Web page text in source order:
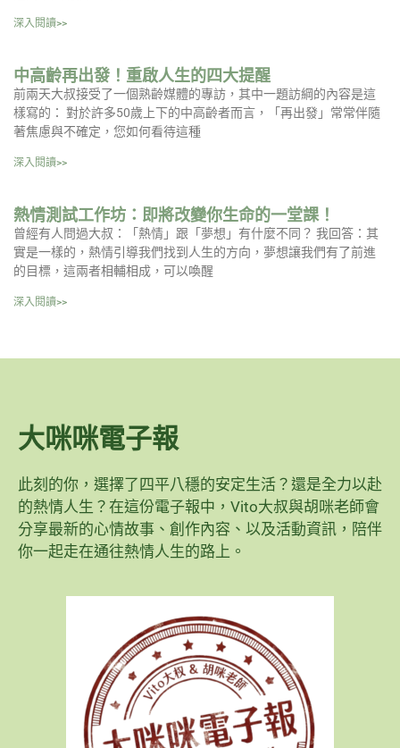
深入閱讀>>
中高齡再出發！重啟人生的四大提醒
前兩天大叔接受了一個熟齡媒體的專訪，其中一題訪綱的內容是這
樣寫的： 對於許多50歲上下的中高齡者而言，「再出發」常常伴隨
著焦慮與不確定，您如何看待這種
深入閱讀>>
熱情測試工作坊：即將改變你生命的一堂課！
曾經有人問過大叔：「熱情」跟「夢想」有什麼不同？ 我回答：其
實是一樣的，熱情引導我們找到人生的方向，夢想讓我們有了前進
的目標，這兩者相輔相成，可以喚醒
深入閱讀>>
大咪咪電子報
此刻的你，選擇了四平八穩的安定生活？還是全力以赴
的熱情人生？在這份電子報中，Vito大叔與胡咪老師會
分享最新的心情故事、創作內容、以及活動資訊，陪伴
你一起走在通往熱情人生的路上。